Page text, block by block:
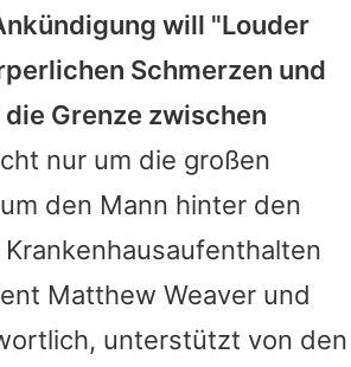
will "Louder
Schmerzen und
Grenze zwischen
nur um die großen
den Mann hinter den
Matthew Weaver und
unterstützt von den